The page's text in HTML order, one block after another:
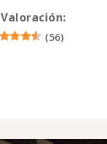
Valoración:
(56)